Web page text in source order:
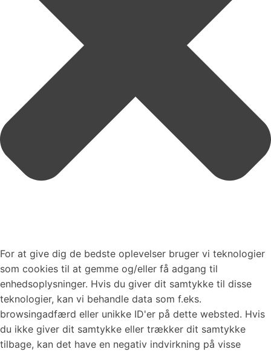
For at give dig de bedste oplevelser bruger vi teknologier
som cookies til at gemme og/eller få adgang til
enhedsoplysninger. Hvis du giver dit samtykke til disse
teknologier, kan vi behandle data som f.eks.
browsingadfærd eller unikke ID'er på dette websted. Hvis
du ikke giver dit samtykke eller trækker dit samtykke
tilbage, kan det have en negativ indvirkning på visse